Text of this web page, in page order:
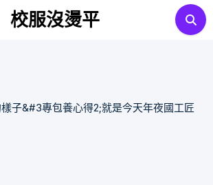
校服沒燙平
子&#3專包養心得2;就是今天年夜國工匠